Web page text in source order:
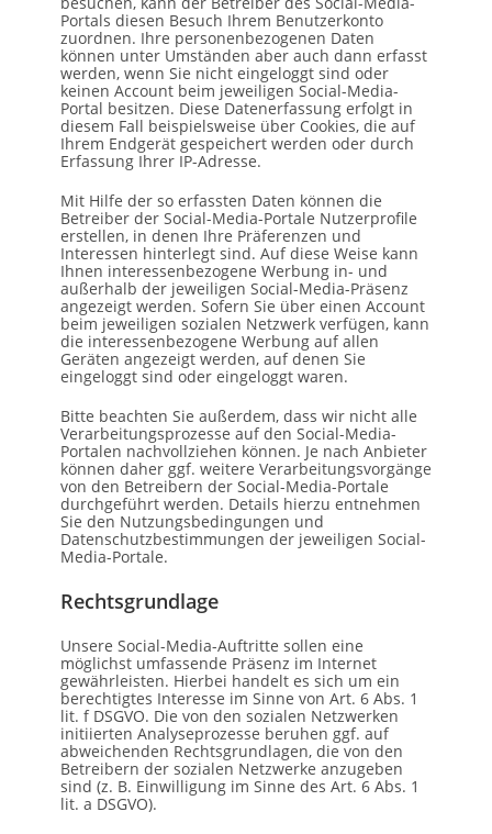
Portals diesen Besuch Ihrem Benutzerkonto
zuordnen. Ihre personenbezogenen Daten
können unter Umständen aber auch dann erfasst
werden, wenn Sie nicht eingeloggt sind oder
keinen Account beim jeweiligen Social-Media-
Portal besitzen. Diese Datenerfassung erfolgt in
diesem Fall beispielsweise über Cookies, die auf
Ihrem Endgerät gespeichert werden oder durch
Erfassung Ihrer IP-Adresse.
Mit Hilfe der so erfassten Daten können die
Betreiber der Social-Media-Portale Nutzerprofile
erstellen, in denen Ihre Präferenzen und
Interessen hinterlegt sind. Auf diese Weise kann
Ihnen interessenbezogene Werbung in- und
außerhalb der jeweiligen Social-Media-Präsenz
angezeigt werden. Sofern Sie über einen Account
beim jeweiligen sozialen Netzwerk verfügen, kann
die interessenbezogene Werbung auf allen
Geräten angezeigt werden, auf denen Sie
eingeloggt sind oder eingeloggt waren.
Bitte beachten Sie außerdem, dass wir nicht alle
Verarbeitungsprozesse auf den Social-Media-
Portalen nachvollziehen können. Je nach Anbieter
können daher ggf. weitere Verarbeitungsvorgänge
von den Betreibern der Social-Media-Portale
durchgeführt werden. Details hierzu entnehmen
Sie den Nutzungsbedingungen und
Datenschutzbestimmungen der jeweiligen Social-
Media-Portale.
Rechtsgrundlage
Unsere Social-Media-Auftritte sollen eine
möglichst umfassende Präsenz im Internet
gewährleisten. Hierbei handelt es sich um ein
berechtigtes Interesse im Sinne von Art. 6 Abs. 1
lit. f DSGVO. Die von den sozialen Netzwerken
initiierten Analyseprozesse beruhen ggf. auf
abweichenden Rechtsgrundlagen, die von den
Betreibern der sozialen Netzwerke anzugeben
sind (z. B. Einwilligung im Sinne des Art. 6 Abs. 1
lit. a DSGVO).